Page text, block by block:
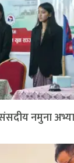
संसदीय नमुना